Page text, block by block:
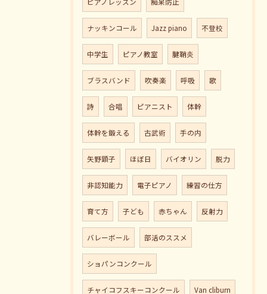
ナッキンコール Jazz piano 不登校
中学生 ピアノ教室 腱鞘炎
ブラスバンド 吹奏楽 呼吸 歌
詩 合唱 ピアニスト 体幹
体幹を鍛える 古武術 手の内
矢野顕子 ほぼ日 バイオリン 脱力
非認知能力 電子ピアノ 練習の仕方
育て方 子ども 赤ちゃん 反射力
バレーボール 部活のススメ
ショパンコンクール
チャイコフスキーコンクール Van cliburn